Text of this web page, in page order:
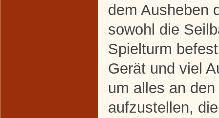
dem Ausheben
sowohl die
Spielturm
Gerät und viel
um alles an
aufzustellen,